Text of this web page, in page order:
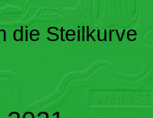
die Steilkurve